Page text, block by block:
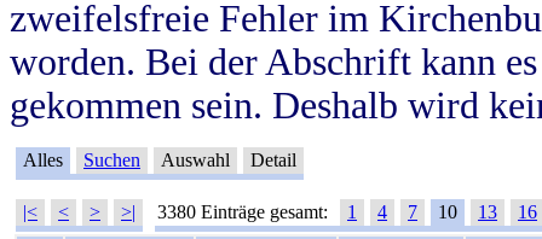
zweifelsfreie Fehler im
worden. Bei der Abschrift kann
gekommen sein. Deshalb wird
Alles Suchen Auswahl Detail
|< < > >| 3380 Einträge gesamt: 1 4 7 10 13
16